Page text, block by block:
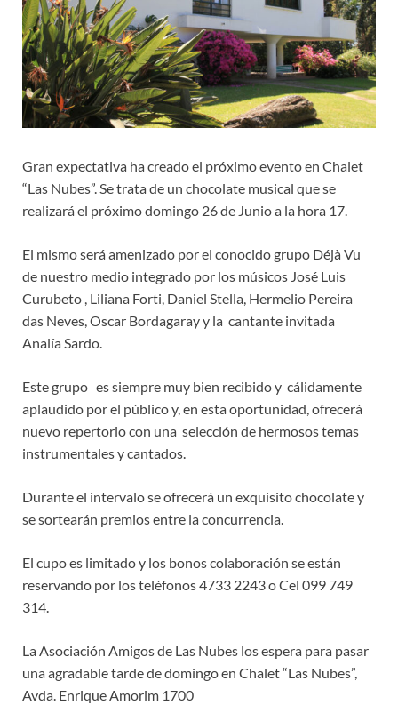
Gran expectativa ha creado el próximo evento en Chalet
“Las Nubes”. Se trata de un chocolate musical que se
realizará el próximo domingo 26 de Junio a la hora 17.
El mismo será amenizado por el conocido grupo Déjà Vu
de nuestro medio integrado por los músicos José Luis
Curubeto , Liliana Forti, Daniel Stella, Hermelio Pereira
das Neves, Oscar Bordagaray y la cantante invitada
Analía Sardo.
Este grupo es siempre muy bien recibido y cálidamente
aplaudido por el público y, en esta oportunidad, ofrecerá
nuevo repertorio con una selección de hermosos temas
instrumentales y cantados.
Durante el intervalo se ofrecerá un exquisito chocolate y
se sortearán premios entre la concurrencia.
El cupo es limitado y los bonos colaboración se están
reservando por los teléfonos 4733 2243 o Cel 099 749
314.
La Asociación Amigos de Las Nubes los espera para pasar
una agradable tarde de domingo en Chalet “Las Nubes”,
Avda. Enrique Amorim 1700